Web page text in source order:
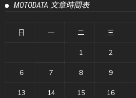
MOTODATA 文章時間表
日 一 二 三
1 2
6 7 8 9
13 14 15 16